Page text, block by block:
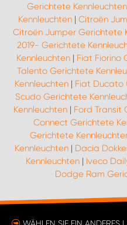
Gerichtete Kennleuchten
Kennleuchten| Citroën
Citroën Jumper Gerichtete
2019- Gerichtete
Kennleuchten | Fiat Fiorino
Talento Gerichtete
Kennleuchten| Fiat Ducato
Scudo Gerichtete
Kennleuchten| Ford Transit
Connect Gerichtete
Gerichtete
Kennleuchten | Dacia
Kennleuchten| Iveco
Dodge Ram
WÄHLEN SIE EIN ANDERES